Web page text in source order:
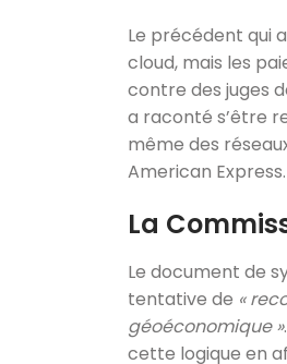
Le précédent qui
cloud, mais les
contre des juges
a raconté s’être
même des
American Express.
La
Le document de
tentative de «
géoéconomique »
cette logique en